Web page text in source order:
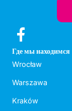
Где мы находимся
Wrocław
Warszawa
Kraków